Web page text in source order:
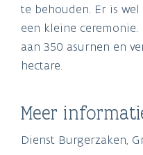
te behouden. Er is
een kleine
aan 350 asurnen en
hectare.
Meer
Dienst Burgerzaken,